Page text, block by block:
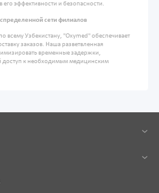
его эффективности и безопасности.
сети филиалов
всему Узбекистану, "Oxymed" обеспечивает
заказов. Наша разветвленная
временные задержки,
доступ к необходимым медицинским